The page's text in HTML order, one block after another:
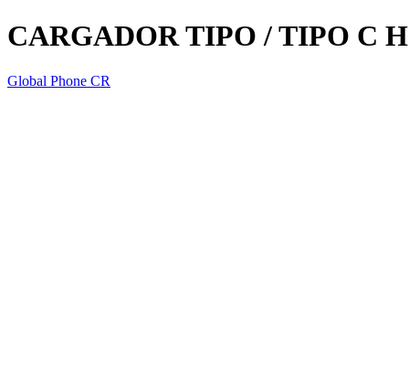
CARGADOR TIPO / TIPO C
Global Phone CR